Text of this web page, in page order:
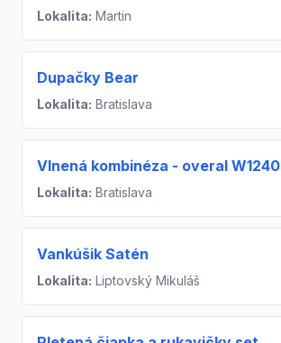
Lokalita: Martin
Dupačky Bear
Lokalita: Bratislava
Vlnená kombinéza - overal W1240
Lokalita: Bratislava
Vankúšik Satén
Lokalita: Liptovský Mikuláš